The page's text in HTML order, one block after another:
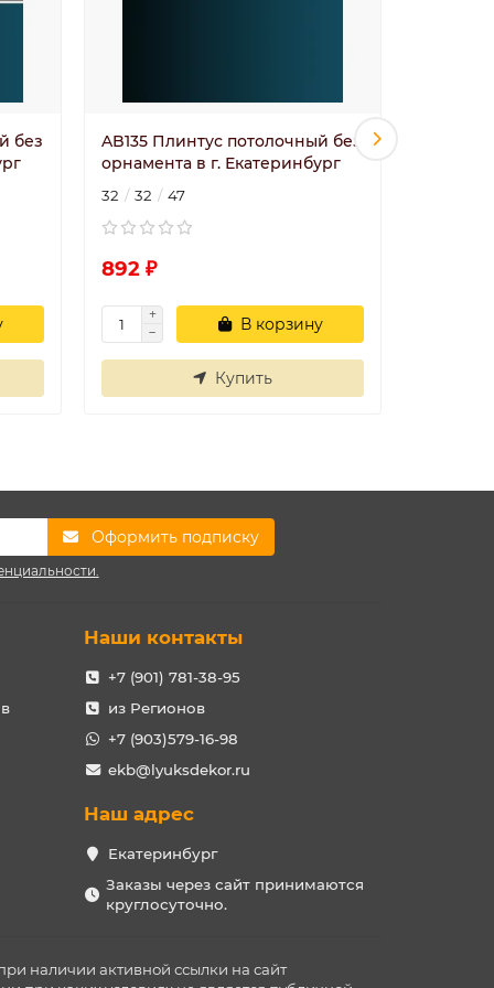
без
AB135 Плинтус потолочный без
орнамента в г. Екатеринбург
32 32 47
892 ₽
В корзину
Купить
Оформить подписку
Наши контакты
+7 (901) 781-38-95
из Регионов
+7 (903)579-16-98
ekb@lyuksdekor.ru
Наш адрес
Екатеринбург
Заказы через сайт принимаются
круглосуточно.
наличии активной ссылки на сайт